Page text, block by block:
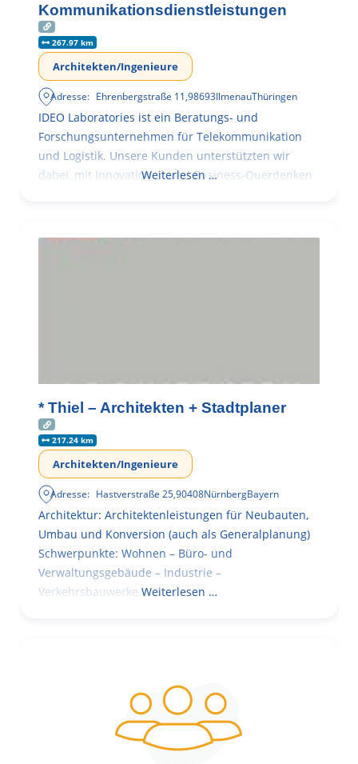
Kommunikationsdienstleistungen
267.97 km
Architekten/Ingenieure
Adresse: Ehrenbergstraße 11,98693IlmenauThüringen
IDEO Laboratories ist ein Beratungs- und
Forschungsunternehmen für Telekommunikation
und Logistik. Unsere Kunden unterstützten wir
dabei, mit Innovationen und Business-Querdenken
Weiterlesen …
* Thiel – Architekten + Stadtplaner
217.24 km
Architekten/Ingenieure
Adresse: Hastverstraße 25,90408NürnbergBayern
Architektur: Architektenleistungen für Neubauten,
Umbau und Konversion (auch als Generalplanung)
Schwerpunkte: Wohnen – Büro- und
Verwaltungsgebäude – Industrie –
Verkehrsbauwerke. Weiterlesen …